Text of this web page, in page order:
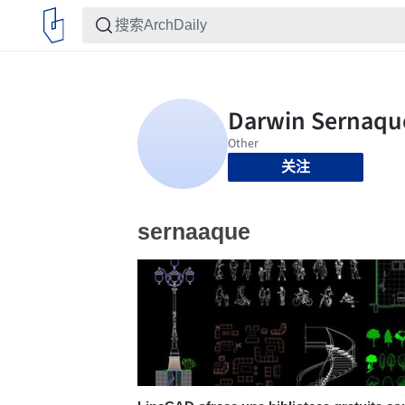
关注
sernaaque